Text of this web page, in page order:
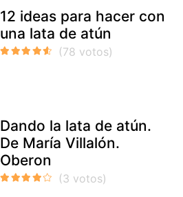
12 ideas para hacer con
una lata de atún
Dando la lata de atún.
De María Villalón.
Oberon